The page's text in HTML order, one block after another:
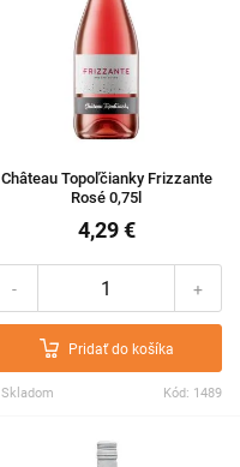
Château Topoľčianky Frizzante
Rosé 0,75l
4,29 €
- +
Pridať do košíka
Skladom Kód: 1489